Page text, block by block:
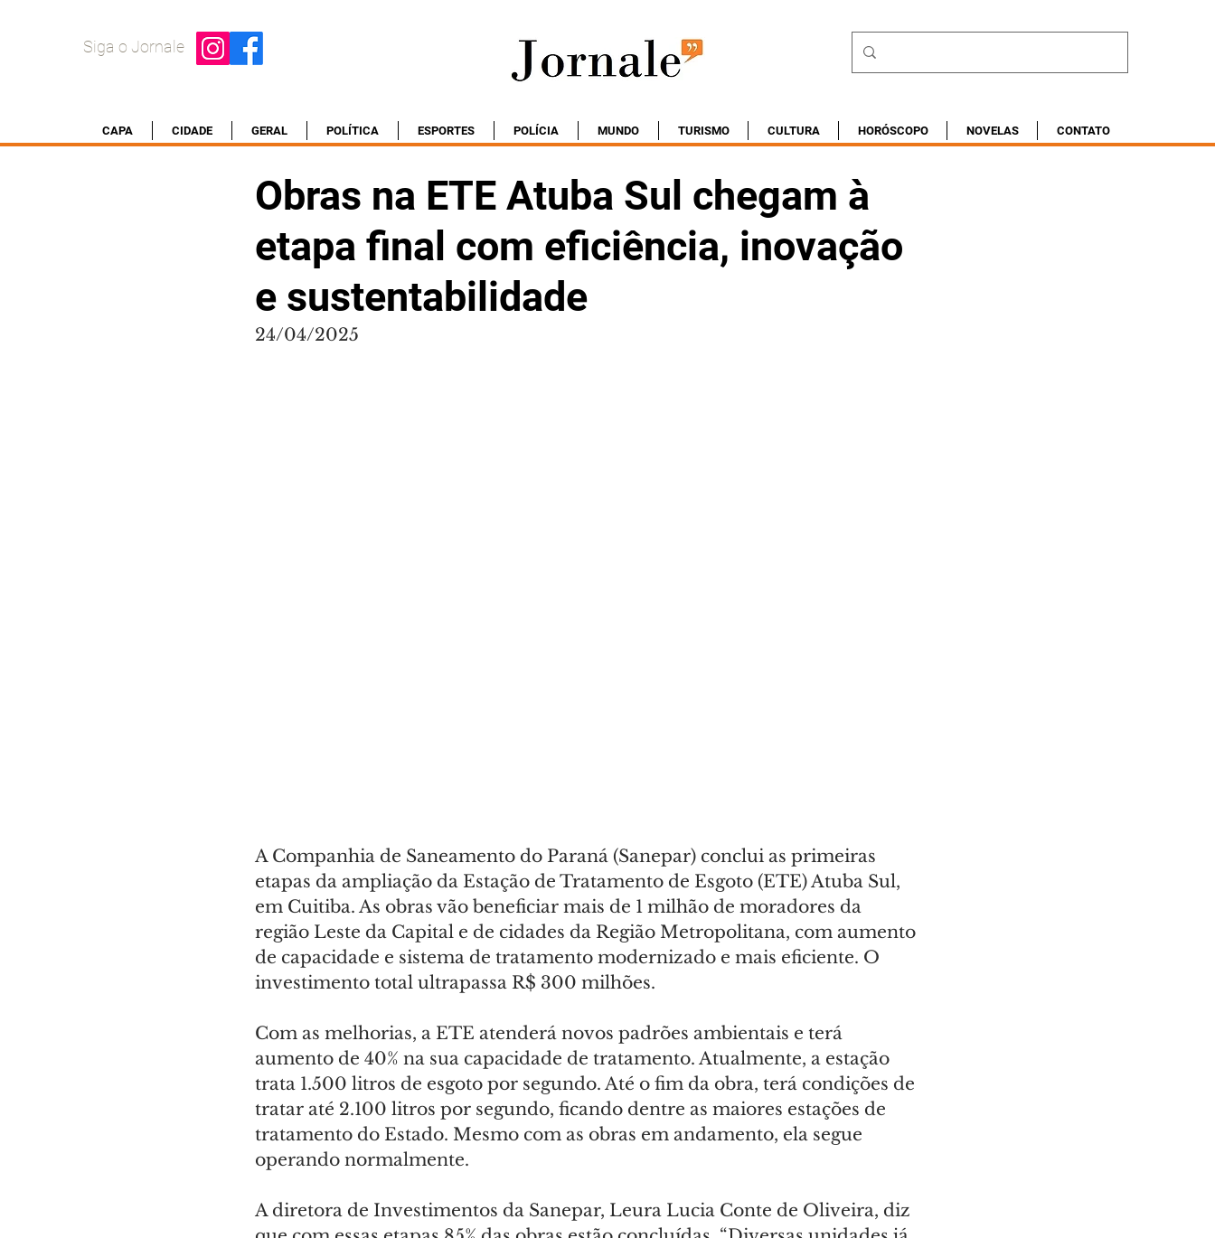
Siga o Jornale
CAPA CIDADE GERAL POLÍTICA ESPORTES POLÍCIA MUNDO TURISMO CULTURA HORÓSCOPO NOVELAS CONTATO
Obras na ETE Atuba Sul chegam à
etapa final com eficiência, inovação
e sustentabilidade
24/04/2025
A Companhia de Saneamento do Paraná (Sanepar) conclui as primeiras
etapas da ampliação da Estação de Tratamento de Esgoto (ETE) Atuba Sul,
em Cuitiba. As obras vão beneficiar mais de 1 milhão de moradores da
região Leste da Capital e de cidades da Região Metropolitana, com aumento
de capacidade e sistema de tratamento modernizado e mais eficiente. O
investimento total ultrapassa R$ 300 milhões.
Com as melhorias, a ETE atenderá novos padrões ambientais e terá
aumento de 40% na sua capacidade de tratamento. Atualmente, a estação
trata 1.500 litros de esgoto por segundo. Até o fim da obra, terá condições de
tratar até 2.100 litros por segundo, ficando dentre as maiores estações de
tratamento do Estado. Mesmo com as obras em andamento, ela segue
operando normalmente.
A diretora de Investimentos da Sanepar, Leura Lucia Conte de Oliveira, diz